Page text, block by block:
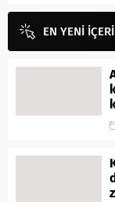
EN YENİ